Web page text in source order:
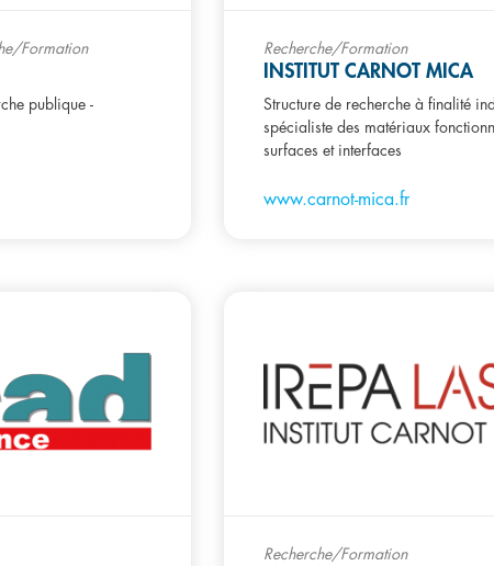
Formation
publique -
Recherche/Formation
INSTITUT CARNOT MICA
Structure de recherche à finalité
spécialiste des matériaux
surfaces et interfaces
www.carnot-mica.fr
Recherche/Formation